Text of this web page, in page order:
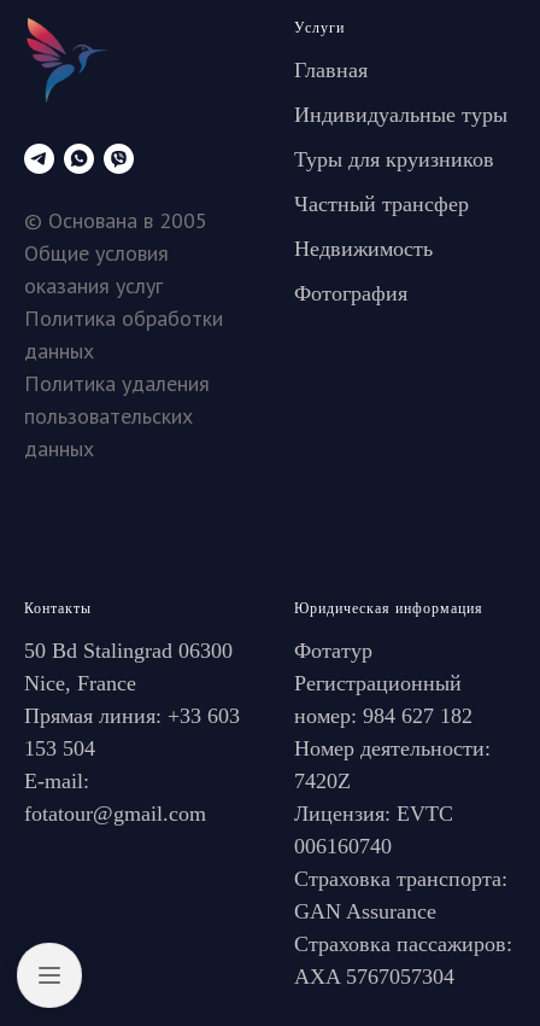
© Основана в 2005
Общие условия
оказания услуг
Политика обработки
данных
Политика удаления
пользовательских
данных
Услуги
Главная
Индивидуальные туры
Туры для круизников
Частный трансфер
Недвижимость
Фотография
Контакты
50 Bd Stalingrad 06300
Nice, France
Прямая линия: +33 603
153 504
E-mail:
fotatour@gmail.com
Юридическая информация
Фотатур
Регистрационный
номер: 984 627 182
Номер деятельности:
7420Z
Лицензия: EVTC
006160740
Страховка транспорта:
GAN Assurance
Страховка пассажиров:
AXA 5767057304